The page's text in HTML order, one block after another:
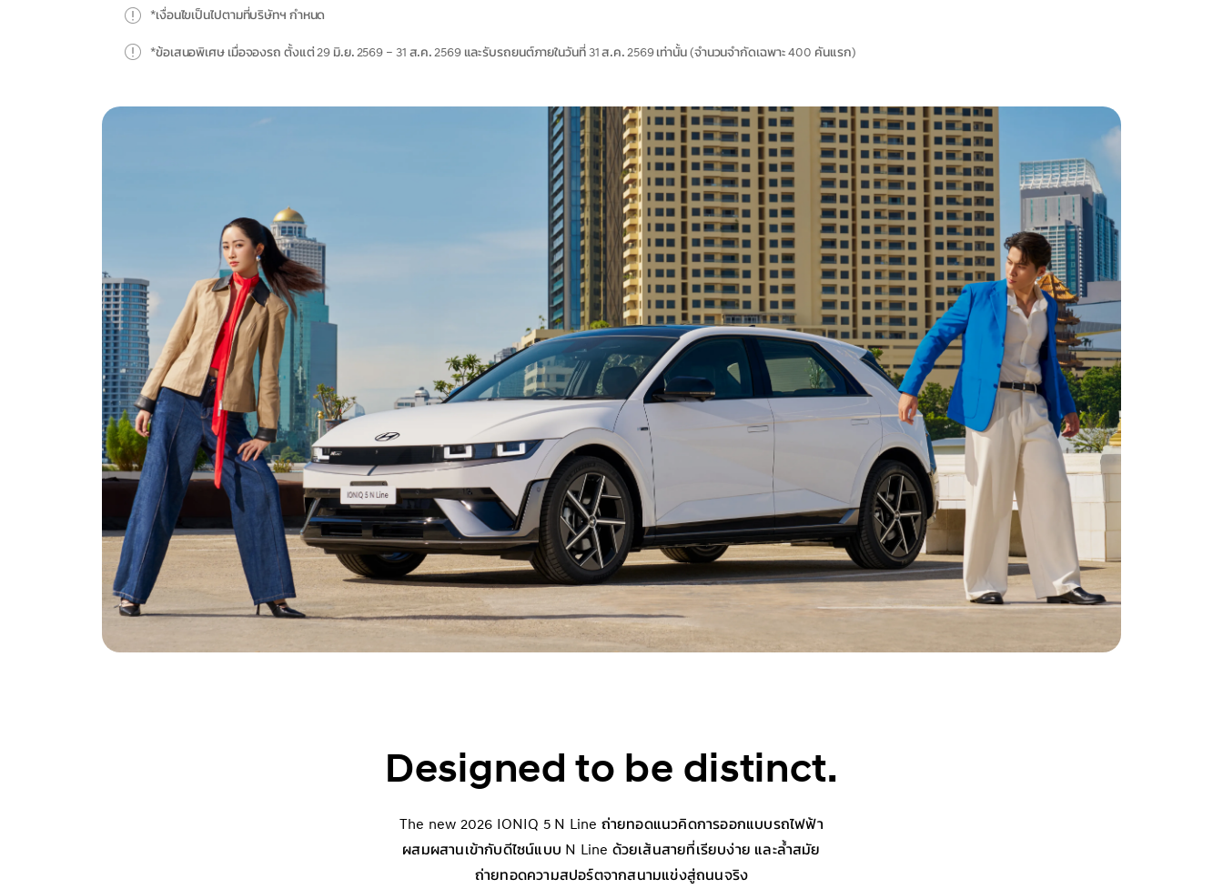
*เงื่อนไขเป็นไปตามที่บริษัทฯ กำหนด
*ข้อเสนอพิเศษ เมื่อจองรถ ตั้งแต่ 29 มิ.ย. 2569 – 31 ส.ค. 2569 และรับรถยนต์ภายในวันที่ 31 ส.ค. 2569 เท่านั้น (จำนวนจำกัดเฉพาะ 400 คันแรก)
Designed to be distinct.
The new 2026 IONIQ 5 N Line ถ่ายทอดแนวคิดการออกแบบรถไฟฟ้า
ผสมผสานเข้ากับดีไซน์แบบ N Line ด้วยเส้นสายที่เรียบง่าย และล้ำสมัย
ถ่ายทอดความสปอร์ตจากสนามแข่งสู่ถนนจริง